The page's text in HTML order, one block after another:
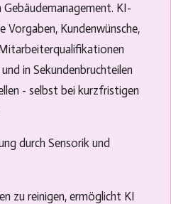
KI-
Vorgaben, Kundenwünsche,
in Sekundenbruchteilen
- selbst bei kurzfristigen
durch Sensorik und
zu reinigen, ermöglicht KI